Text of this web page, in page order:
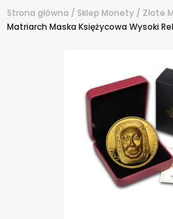
Strona główna / Sklep Monety / Złote
Matriarch Maska Księżycowa Wysoki